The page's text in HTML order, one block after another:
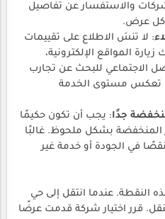
والاستفسار عن تفاصيل
كل عرض.
: لا تنسَ الاطلاع على تقييمات
المواقع الإلكترونية،
الاجتماعي للبحث عن تجارب
تعكس مستوى الخدمة
جدًا: يجب أن تكون حكيمًا
المنخفضة بشكل ملحوظ. غالبًا
في الجودة أو خدمة غير
عندما انتقل إلى حي
قرر اختيار شركة قدمت عرضًا